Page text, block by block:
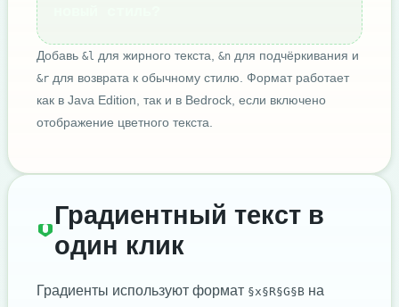
Добавь &l для жирного текста, &n для подчёркивания и
&r для возврата к обычному стилю. Формат работает
как в Java Edition, так и в Bedrock, если включено
отображение цветного текста.
Градиентный текст в
один клик
Градиенты используют формат §x§R§G§B на